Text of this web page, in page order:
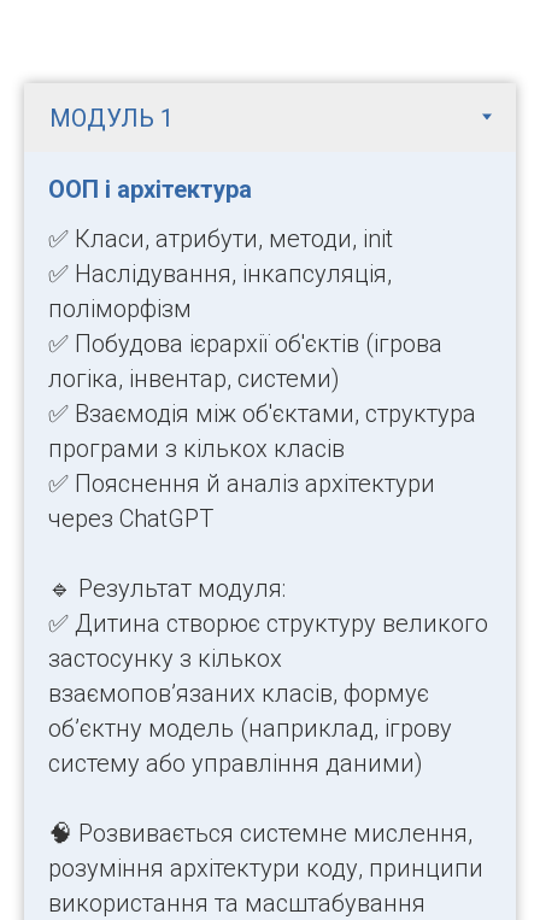
ООП і архітектура
✅ Класи, атрибути, методи, init
✅ Наслідування, інкапсуляція,
поліморфізм
✅ Побудова ієрархії об'єктів (ігрова
логіка, інвентар, системи)
✅ Взаємодія між об'єктами, структура
програми з кількох класів
✅ Пояснення й аналіз архітектури
через ChatGPT
🔹 Результат модуля:
✅ Дитина створює структуру великого
застосунку з кількох
взаємопов’язаних класів, формує
об’єктну модель (наприклад, ігрову
систему або управління даними)
🧠 Розвивається системне мислення,
розуміння архітектури коду, принципи
використання та масштабування